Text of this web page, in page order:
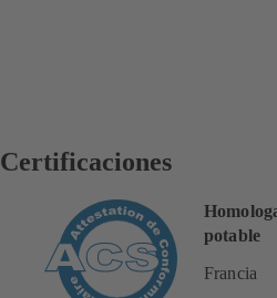
Certificaciones
potable
Francia